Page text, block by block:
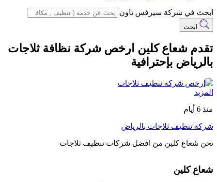
ابحث في شركة سيرفس تاون
ابحث
تقدم شعاع كلين ارخص شركة نظافة ثلاجات
بالرياض بإحترافية
المزيد
منذ 6 أيام
شركة تنظيف ثلاجات بالرياض
نحن شعاع كلين من افضل شركات تنظيف ثلاجات
شعاع كلين